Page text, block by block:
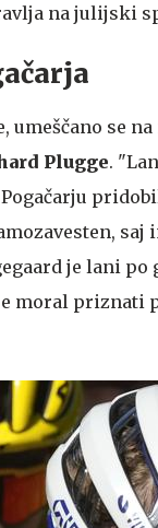
na julijski
se
Plugge.
saj
je lani po
moral priznati